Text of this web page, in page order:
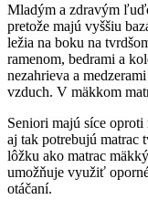
Mladým a zdravým
pretože majú vyššiu
ležia na boku na
ramenom, bedrami a
nezahrieva a
vzduch. V mäkkom
Seniori majú síce
aj tak potrebujú matrac
lôžku ako matrac
umožňuje využiť
otáčaní.